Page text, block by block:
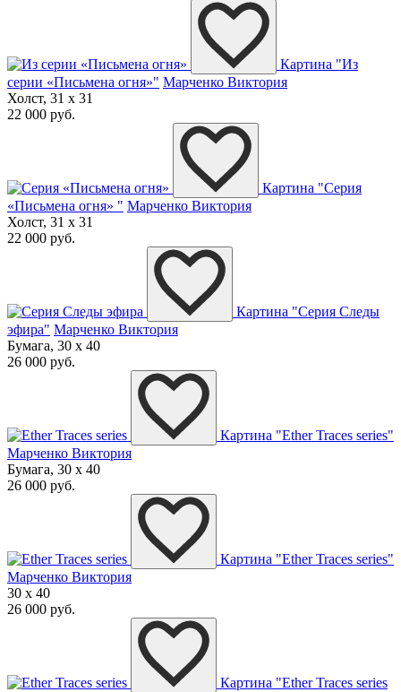
Картина "Из
серии «Письмена огня»" Марченко Виктория
Холст, 31 x 31
22 000 руб.
Картина "Серия
«Письмена огня» " Марченко Виктория
Холст, 31 x 31
22 000 руб.
Картина "Серия Следы
эфира" Марченко Виктория
Бумага, 30 x 40
26 000 руб.
Картина "Ether Traces series"
Марченко Виктория
Бумага, 30 x 40
26 000 руб.
Картина "Ether Traces series"
Марченко Виктория
30 x 40
26 000 руб.
Картина "Ether Traces series